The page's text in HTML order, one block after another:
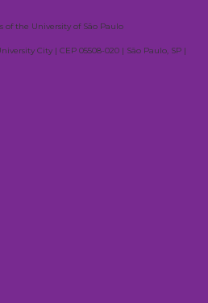
of the University of São Paulo
City | CEP 05508-020 | São Paulo, SP |